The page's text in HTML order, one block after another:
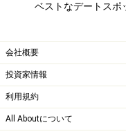
ベストなデートスポ
会社概要
投資家情報
利用規約
All Aboutについて